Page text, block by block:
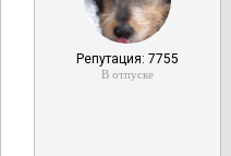
Репутация: 7755
В отпуске